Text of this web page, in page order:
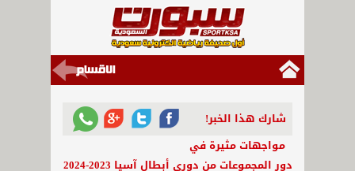
شارك هذا الخبر!
مواجهات مثيرة في
دور المجموعات من دوري أبطال آسيا 2023-2024